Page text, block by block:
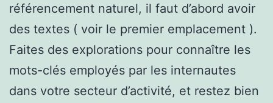
référencement naturel, il faut d’abord avoir
des textes ( voir le premier emplacement ).
Faites des explorations pour connaître les
mots-clés employés par les internautes
dans votre secteur d’activité, et restez bien